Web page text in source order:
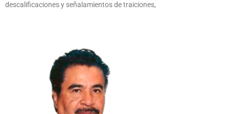
descalificaciones y señalamientos de traiciones,